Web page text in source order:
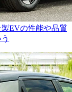
EVの性能や品質